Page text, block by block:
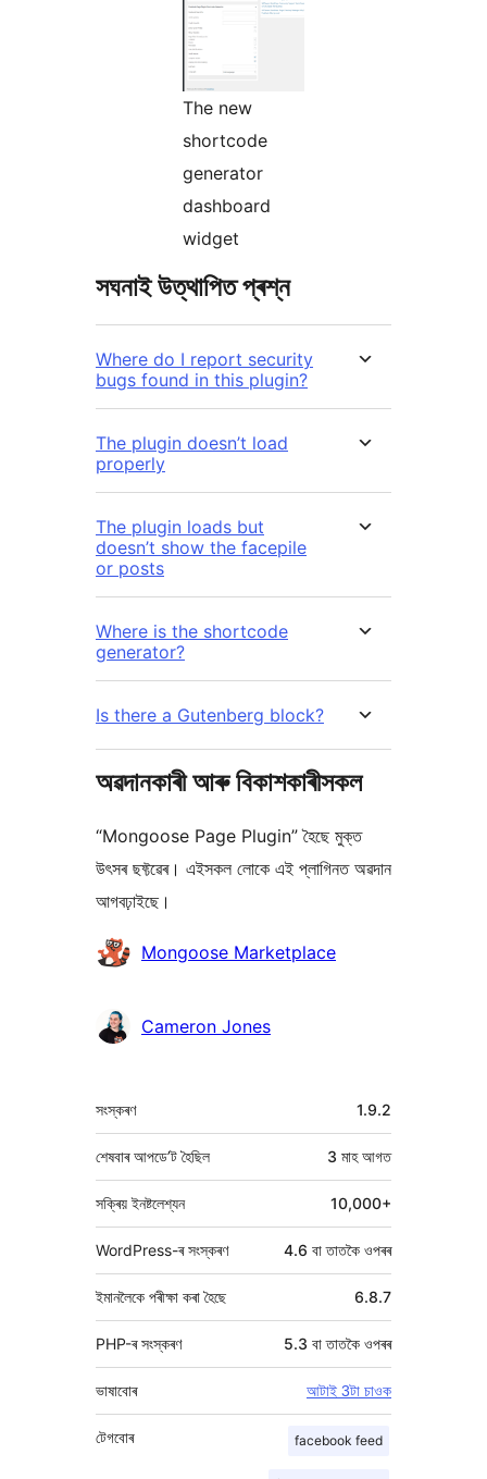
The new
shortcode
generator
dashboard
widget
সঘনাই উত্থাপিত প্ৰশ্ন
Where do I report security
bugs found in this plugin?
The plugin doesn’t load
properly
The plugin loads but
doesn’t show the facepile
or posts
Where is the shortcode
generator?
Is there a Gutenberg block?
অৱদানকাৰী আৰু বিকাশকাৰীসকল
“Mongoose Page Plugin” হৈছে মুক্ত
উৎসৰ ছফ্টৱেৰ। এইসকল লোকে এই প্লাগিনত অৱদান
আগবঢ়াইছে।
অৱদানকাৰীসকলMongoose Marketplace
Cameron Jones
মেটা 1.9.2
সংস্কৰণ
3 মাহআগত
শেষবাৰ আপডে’ট হৈছিল
সক্ৰিয় ইনষ্টলেশ্যন 10,000+
WordPress-ৰ সংস্কৰণ 4.6 বা তাতকৈ ওপৰৰ
ইমানলৈকে পৰীক্ষা কৰা হৈছে 6.8.7
PHP-ৰ সংস্কৰণ 5.3 বা তাতকৈ ওপৰৰ
ভাষাবোৰ আটাই 3টা চাওক
facebook feed
টেগবোৰ